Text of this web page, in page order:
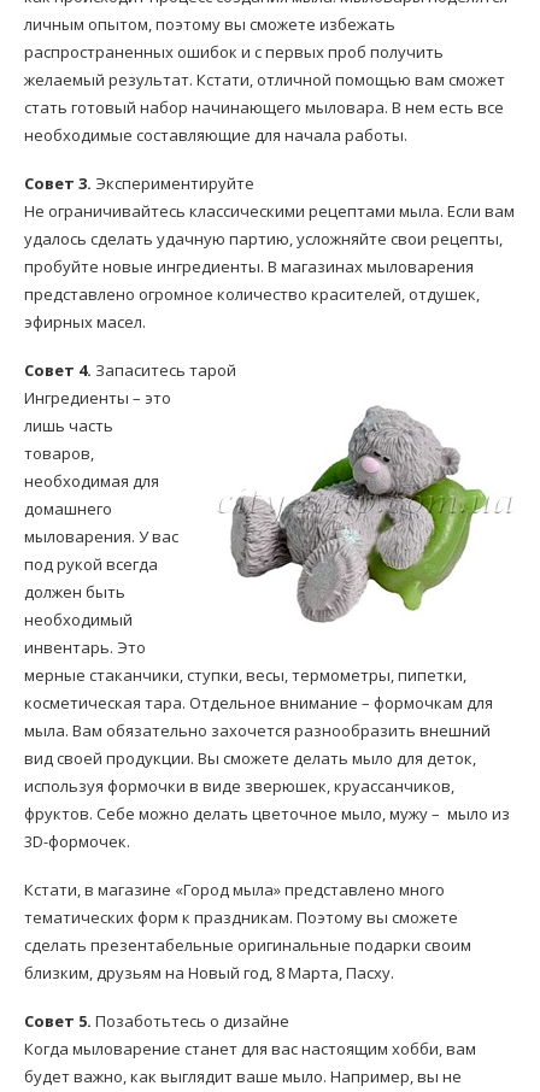
личным опытом, поэтому вы сможете избежать
распространенных ошибок и с первых проб получить
желаемый результат. Кстати, отличной помощью вам сможет
стать готовый набор начинающего мыловара. В нем есть все
необходимые составляющие для начала работы.
Совет 3. Экспериментируйте
Не ограничивайтесь классическими рецептами мыла. Если вам
удалось сделать удачную партию, усложняйте свои рецепты,
пробуйте новые ингредиенты. В магазинах мыловарения
представлено огромное количество красителей, отдушек,
эфирных масел.
Совет 4. Запаситесь тарой
Ингредиенты – это
лишь часть
товаров,
необходимая для
домашнего
мыловарения. У вас
под рукой всегда
должен быть
необходимый
инвентарь. Это
мерные стаканчики, ступки, весы, термометры, пипетки,
косметическая тара. Отдельное внимание – формочкам для
мыла. Вам обязательно захочется разнообразить внешний
вид своей продукции. Вы сможете делать мыло для деток,
используя формочки в виде зверюшек, круассанчиков,
фруктов. Себе можно делать цветочное мыло, мужу – мыло из
3D-формочек.
Кстати, в магазине «Город мыла» представлено много
тематических форм к праздникам. Поэтому вы сможете
сделать презентабельные оригинальные подарки своим
близким, друзьям на Новый год, 8 Марта, Пасху.
Совет 5. Позаботьтесь о дизайне
Когда мыловарение станет для вас настоящим хобби, вам
будет важно, как выглядит ваше мыло. Например, вы не